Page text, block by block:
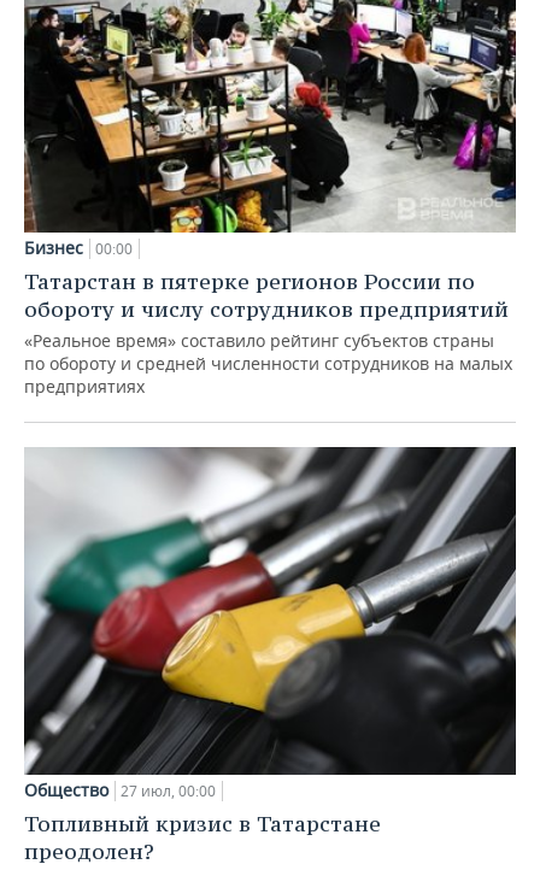
Бизнес 00:00
Татарстан в пятерке регионов России по
обороту и числу сотрудников предприятий
«Реальное время» составило рейтинг субъектов страны
по обороту и средней численности сотрудников на малых
предприятиях
Общество 27 июл, 00:00
Топливный кризис в Татарстане
преодолен?